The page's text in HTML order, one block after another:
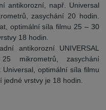
antikorozní, např. Universal
zasychání 20 hodin.
optimální síla filmu 25 – 30
18 hodin.
antikorozní UNIVERSAL
mikrometrů, zasychání
optimální síla filmu
vrstvy je 18 hodin.